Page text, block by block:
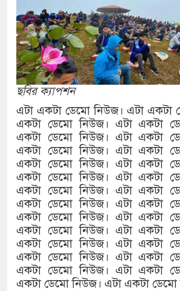
ছবির ক্যাপশন
এটা একটা ডেমো নিউজ। এটা একটা
একটা ডেমো নিউজ। এটা একটা
একটা ডেমো নিউজ। এটা একটা
একটা ডেমো নিউজ। এটা একটা
একটা ডেমো নিউজ। এটা একটা
একটা ডেমো নিউজ। এটা একটা
একটা ডেমো নিউজ। এটা একটা
একটা ডেমো নিউজ। এটা একটা
একটা ডেমো নিউজ। এটা একটা
একটা ডেমো নিউজ। এটা একটা
একটা ডেমো নিউজ। এটা একটা
একটা ডেমো নিউজ। এটা একটা
একটা ডেমো নিউজ। এটা একটা
একটা ডেমো নিউজ। এটা একটা ডেমো